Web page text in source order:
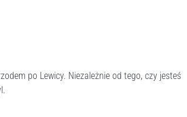
po Lewicy. Niezależnie od tego, czy jesteś